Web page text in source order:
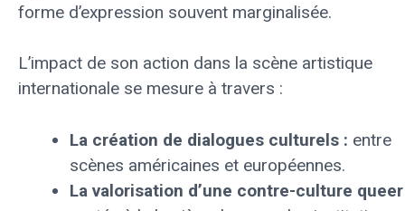
forme d’expression souvent marginalisée.
L’impact de son action dans la scène artistique
internationale se mesure à travers :
La création de dialogues culturels : entre
scènes américaines et européennes.
La valorisation d’une contre-culture